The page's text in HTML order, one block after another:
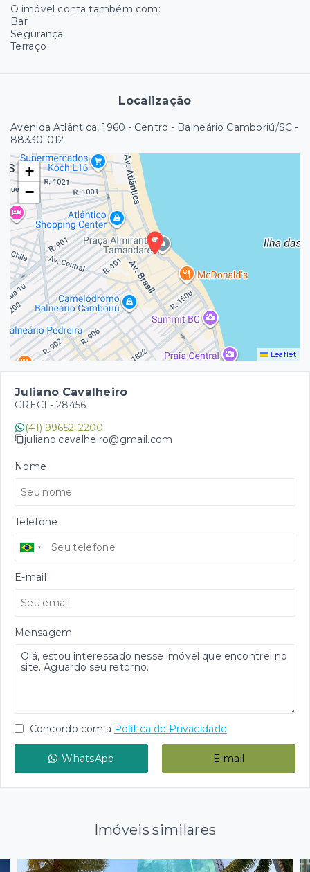
O imóvel conta também com:
Bar
Segurança
Terraço
Localização
Avenida Atlântica, 1960 - Centro - Balneário Camboriú/SC -
88330-012
+
−
Leaflet
Juliano Cavalheiro
CRECI - 28456
(41) 99652-2200
juliano.cavalheiro@gmail.com
Nome
Telefone
E-mail
Mensagem
Concordo com a Política de Privacidade
WhatsApp E-mail
Imóveis similares